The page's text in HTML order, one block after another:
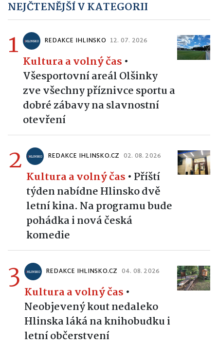
NEJČTENĚJŠÍ V KATEGORII
1 REDAKCE IHLINSKO 12. 07. 2026
Kultura a volný čas •
Všesportovní areál Olšinky
zve všechny příznivce sportu a
dobré zábavy na slavnostní
otevření
2 REDAKCE IHLINSKO.CZ 02. 08. 2026
Kultura a volný čas • Příští
týden nabídne Hlinsko dvě
letní kina. Na programu bude
pohádka i nová česká
komedie
3 REDAKCE IHLINSKO.CZ 04. 08. 2026
Kultura a volný čas •
Neobjevený kout nedaleko
Hlinska láká na knihobudku i
letní občerstvení